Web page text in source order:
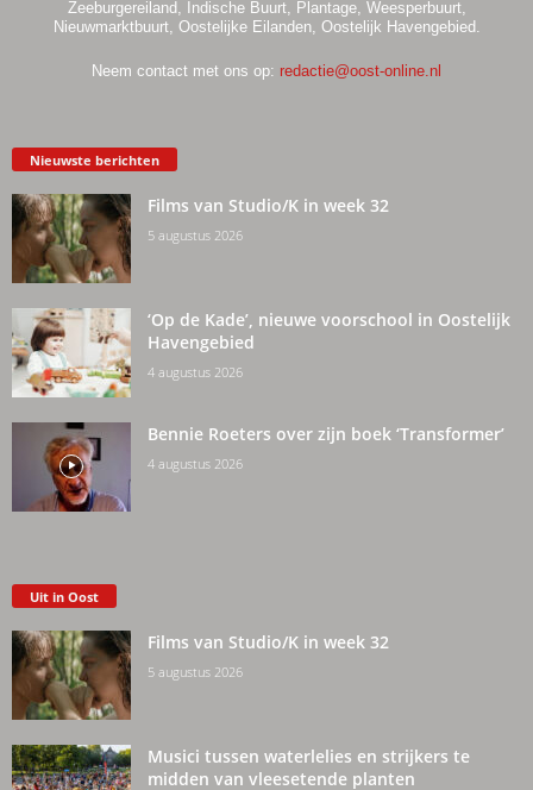
Zeeburgereiland, Indische Buurt, Plantage, Weesperbuurt,
Nieuwmarktbuurt, Oostelijke Eilanden, Oostelijk Havengebied.
Neem contact met ons op: redactie@oost-online.nl
Nieuwste berichten
Films van Studio/K in week 32
5 augustus 2026
‘Op de Kade’, nieuwe voorschool in Oostelijk
Havengebied
4 augustus 2026
Bennie Roeters over zijn boek ‘Transformer’
4 augustus 2026
Uit in Oost
Films van Studio/K in week 32
5 augustus 2026
Musici tussen waterlelies en strijkers te
midden van vleesetende planten